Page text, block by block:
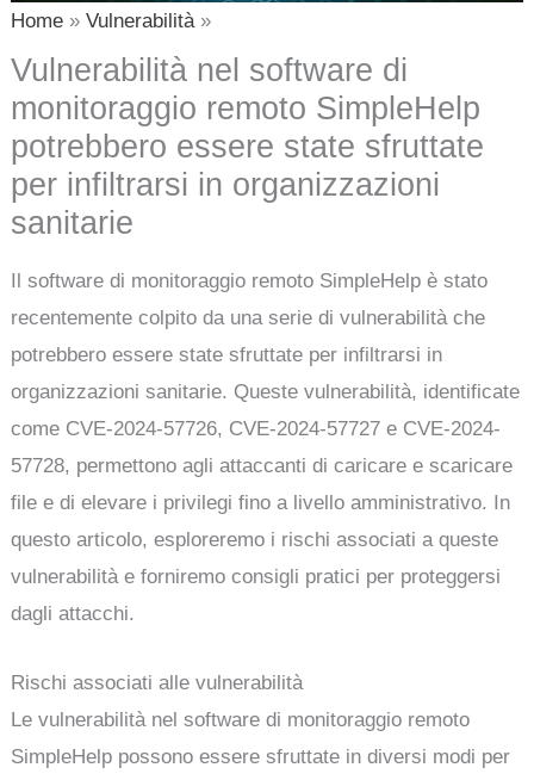
Home Vulnerabilità
Vulnerabilità nel software di
monitoraggio remoto SimpleHelp
potrebbero essere state sfruttate
per infiltrarsi in organizzazioni
sanitarie
Il software di monitoraggio remoto SimpleHelp è stato
recentemente colpito da una serie di vulnerabilità che
potrebbero essere state sfruttate per infiltrarsi in
organizzazioni sanitarie. Queste vulnerabilità, identificate
come CVE-2024-57726, CVE-2024-57727 e CVE-2024-
57728, permettono agli attaccanti di caricare e scaricare
file e di elevare i privilegi fino a livello amministrativo. In
questo articolo, esploreremo i rischi associati a queste
vulnerabilità e forniremo consigli pratici per proteggersi
dagli attacchi.
Rischi associati alle vulnerabilità
Le vulnerabilità nel software di monitoraggio remoto
SimpleHelp possono essere sfruttate in diversi modi per